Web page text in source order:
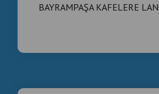
BAYRAMPAŞA KAFELERE